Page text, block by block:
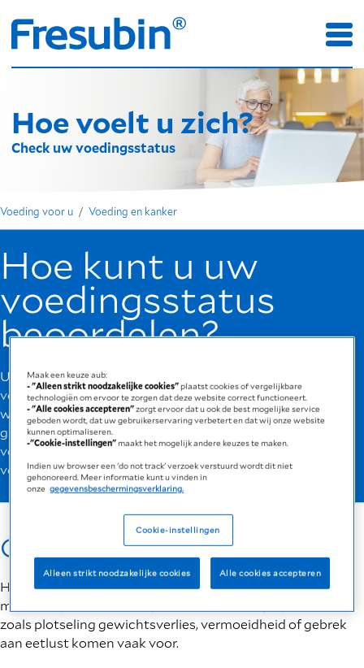
Hoe voelt u zich?
Check uw voedingsstatus
Voeding voor u Voeding en kanker
Hoe kunt u uw
voedingsstatus
beoordelen?
Uw voedingsstatus en de diagnose van een ontoereikend
voedingspatroon kunnen door uw behandelend arts
worden uitgevoerd, door middel van diverse tests en het
grondig in beeld brengen van uw medische
voorgeschiedenis. De checklist voor ontoereikende
voeding kan een mogelijk risico voor u signaleren.
Controleer of u risico loopt
Het ondergaan van een kankerbehandeling beïnvloedt
mensen op zeer uiteenlopende manieren. Symptomen
zoals plotseling gewichtsverlies, vermoeidheid of gebrek
aan eetlust komen vaak voor.
Maak een keuze aub:
- "Alleen strikt noodzakelijke cookies"plaatst cookies of vergelijkbare
technologiën om ervoor te zorgen dat deze website correct functioneert.
- "Alle cookies accepteren"zorgt ervoor dat u ook de best mogelijke service
geboden wordt, dat uw gebruikerservaring verbetert en dat wij onze website
kunnen optimaliseren.
-"Cookie-instellingen"maakt het mogelijk andere keuzes te maken.
Indien uw browser een 'do not track' verzoek verstuurd wordt dit niet
gehonoreerd. Meer informatie kunt u vinden in
onze gegevensbeschermingsverklaring.
Cookie-instellingen
Alleen strikt noodzakelijke cookies Alle cookies accepteren